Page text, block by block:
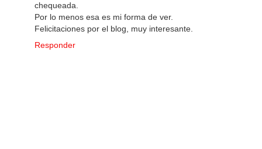
chequeada.
Por lo menos esa es mi forma de ver.
Felicitaciones por el blog, muy interesante.
Responder